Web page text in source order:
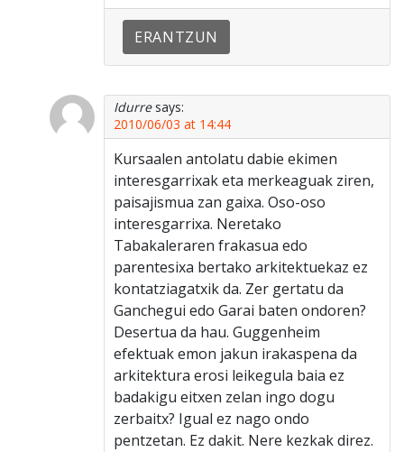
ERANTZUN
Idurre says:
2010/06/03 at 14:44
Kursaalen antolatu dabie ekimen
interesgarrixak eta merkeaguak ziren,
paisajismua zan gaixa. Oso-oso
interesgarrixa. Neretako
Tabakaleraren frakasua edo
parentesixa bertako arkitektuekaz ez
kontatziagatxik da. Zer gertatu da
Ganchegui edo Garai baten ondoren?
Desertua da hau. Guggenheim
efektuak emon jakun irakaspena da
arkitektura erosi leikegula baia ez
badakigu eitxen zelan ingo dogu
zerbaitx? Igual ez nago ondo
pentzetan. Ez dakit. Nere kezkak direz.